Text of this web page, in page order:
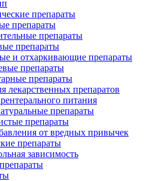
препараты
препараты
препараты
препараты
и отхаркивающие препараты
препараты
препараты
лекарственных препаратов
питания
препараты
препараты
от вредных привычек
препараты
зависимость